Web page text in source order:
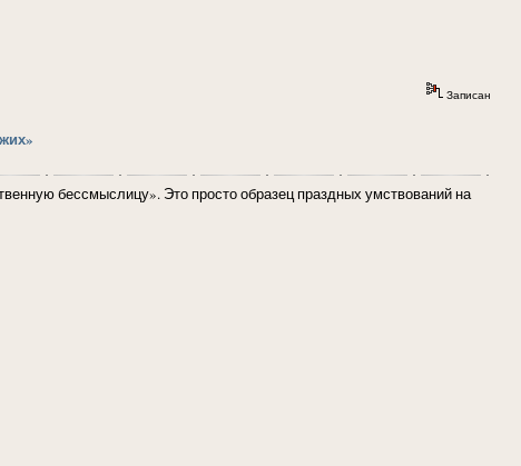
Записан
бессмыслицу». Это просто образец праздных умствований на